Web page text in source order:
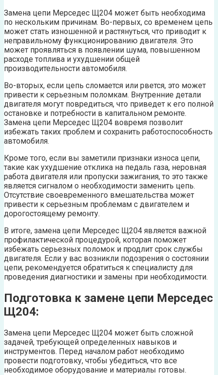
Замена цепи Мерседес Щ204 может быть необходима
по нескольким причинам. Во-первых, со временем цепь
может стать изношенной и растянуться, что приводит к
неправильному функционированию двигателя. Это
может проявляться в появлении шума, повышенном
расходе топлива и ухудшении общей
производительности автомобиля.
Во-вторых, если цепь сломается или рвется, это может
привести к серьезным поломкам. Внутренние детали
двигателя могут повредиться, что приведет к его полной
остановке и потребности в капитальном ремонте.
Замена цепи Мерседес Щ204 вовремя позволит
избежать таких проблем и сохранить работоспособность
автомобиля.
Кроме того, если вы заметили признаки износа цепи,
такие как ухудшение отклика на педаль газа, неровная
работа двигателя или пропуски зажигания, то это также
является сигналом о необходимости заменить цепь.
Отсутствие своевременного вмешательства может
привести к серьезным проблемам с двигателем и
дорогостоящему ремонту.
В итоге, замена цепи Мерседес Щ204 является важной
профилактической процедурой, которая поможет
избежать серьезных поломок и продлит срок службы
двигателя. Если у вас возникли подозрения о состоянии
цепи, рекомендуется обратиться к специалисту для
проведения диагностики и замены при необходимости.
Подготовка к замене цепи Мерседес
Щ204:
Замена цепи Мерседес Щ204 может быть сложной
задачей, требующей определенных навыков и
инструментов. Перед началом работ необходимо
провести подготовку, чтобы убедиться, что все
необходимое оборудование и материалы готовы.